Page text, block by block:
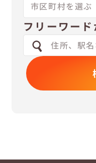
フリーワー